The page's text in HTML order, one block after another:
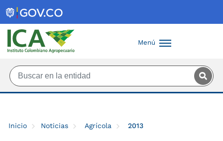
Menú
Inicio Noticias Agrícola 2013